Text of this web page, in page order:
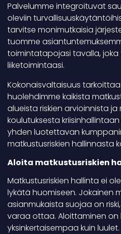
Palvelumme integroituvat
oleviin
tarvitse monimutkaisia
tuomme
toimintatapojasi tavalla,
liiketoimintaasi.
Kokonaisvaltaisuus
huolehdimme kaikista
alueista riskien arvioinnista
koulutuksesta
yhden luotettavan
matkustusriskien hallinnasta
Aloita matkustusriskien
Matkustusriskien hallinta ei
lykätä huomiseen. Jokainen
asianmukaista suojaa on
varaa ottaa. Aloittaminen on
yksinkertaisempaa kuin luulet.